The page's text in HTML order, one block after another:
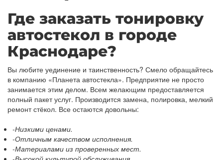
Где заказать тонировку
автостекол в городе
Краснодаре?
Вы любите уединение и таинственность? Смело обращайтесь
в компанию «Планета автостекла». Предприятие не просто
занимается этим делом. Всем желающим предоставляется
полный пакет услуг. Производится замена, полировка, мелкий
ремонт стёкол. Все остаются довольны:
-Низкими ценами.
-Отличным качеством исполнения.
-Материалами из проверенных мест.